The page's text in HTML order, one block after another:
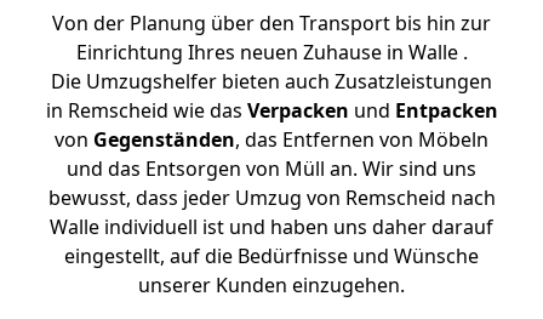
Von der Planung über den Transport bis hin zur
Einrichtung Ihres neuen Zuhause in Walle .
Die Umzugshelfer bieten auch Zusatzleistungen
in Remscheid wie das Verpacken und Entpacken
von Gegenständen, das Entfernen von Möbeln
und das Entsorgen von Müll an. Wir sind uns
bewusst, dass jeder Umzug von Remscheid nach
Walle individuell ist und haben uns daher darauf
eingestellt, auf die Bedürfnisse und Wünsche
unserer Kunden einzugehen.